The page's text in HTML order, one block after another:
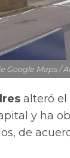
Google Maps /
alteró
y ha
de